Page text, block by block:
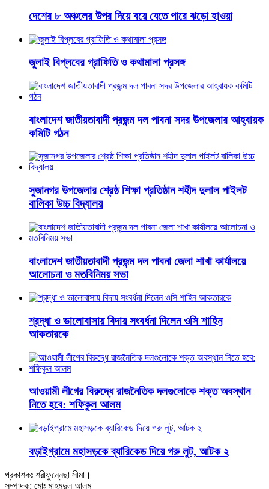
দেশের ৮ অঞ্চলের উপর দিয়ে বয়ে যেতে পারে ঝড়ো হাওয়া
জুলাই বিপ্লবের গ্রাফিতি ও কথামালা প্রসঙ্গ
বাংলাদেশ জাতীয়তাবাদী প্রজন্ম দল পাবনা সদর উপজেলার আহ্বায়ক
কমিটি গঠন
সুজানগর উপজেলার শ্রেষ্ঠ শিক্ষা প্রতিষ্ঠান শহীদ দুলাল পাইলট
বালিকা উচ্চ বিদ্যালয়
বাংলাদেশ জাতীয়তাবাদী প্রজন্ম দল পাবনা জেলা শাখা কার্যালয়ে
আলোচনা ও মতবিনিময় সভা
শ্রদ্ধা ও ভালোবাসায় বিদায় সংবর্ধনা দিলেন ওসি শাহিন
আকতারকে
আওয়ামী লীগের বিরুদ্ধে রাজনৈতিক দলগুলোকে শক্ত অবস্থান
নিতে হবে: শফিকুল আলম
বড়াইগ্রামে মহাসড়কে ব্যারিকেড দিয়ে গরু লুট, আটক ২
প্রকাশকঃ শরীফুন্নেছা সীমা।
সম্পাদক: মোঃ মাহমুদুল আলম